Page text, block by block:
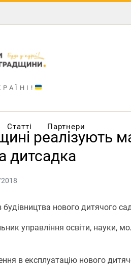
Статті Партнери
реалізують
дитсадка
нового дитячого
управління освіти, науки,
в експлуатацію нового